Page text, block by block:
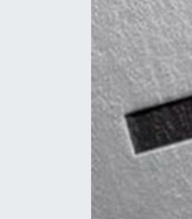
KÜLTÜR-SANAT
MAGAZİN
ÖZEL HABER